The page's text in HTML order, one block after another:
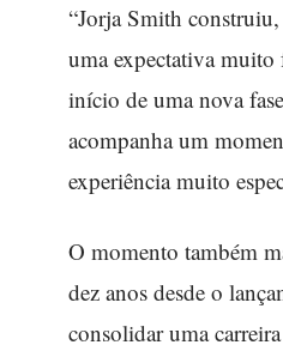
“Jorja Smith
uma expectativa muito
início de uma nova
acompanha um
experiência muito
O momento também
dez anos desde o
consolidar uma